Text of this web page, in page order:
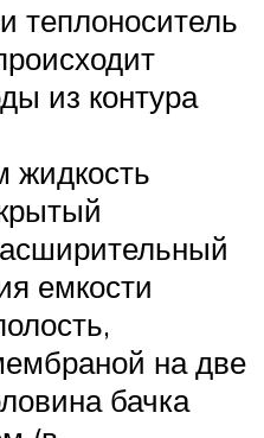
теплоноситель
из контура
жидкость
емкости
на две
бачка